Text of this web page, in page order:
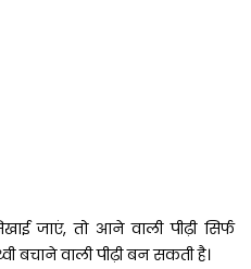
जाएं, तो आने वाली पीढ़ी सिर्फ
बचाने वाली पीढ़ी बन सकती है।